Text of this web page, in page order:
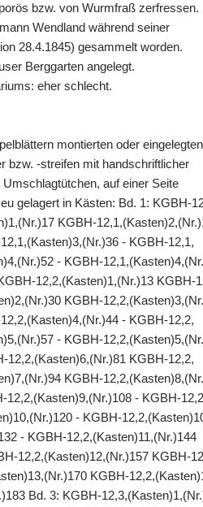
bzw. von Wurmfraß zerfressen.
Wendland während seiner
28.4.1845) gesammelt worden.
Berggarten angelegt.
eher schlecht.
montierten oder eingelegten
bzw. -streifen mit handschriftlicher
auf einer Seite
gelagert in Kästen: Bd. 1: KGBH-
KGBH-
- KGBH-12,1,
- KGBH-
12,2,(Kasten)1,(Nr.)13 KGBH-
KGBH-
- KGBH-12,2,
- KGBH-
12,2,(Kasten)6,(Nr.)81 KGBH-12,2,
KGBH-
- KGBH-
- KGBH-
- KGBH-12,2,(Kasten)11,(Nr.)144
12,2,(Kasten)12,(Nr.)157 KGBH-
KGBH-
Bd. 3: KGBH-